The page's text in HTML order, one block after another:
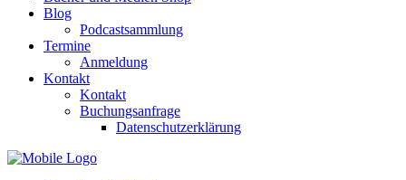
Blog
Podcastsammlung
Termine
Anmeldung
Kontakt
Kontakt
Buchungsanfrage
Datenschutzerklärung